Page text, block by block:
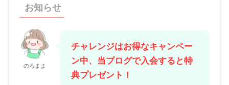
お知らせ
のろまま
チャレンジはお得なキャンペー
ン中、当ブログで入会すると特
典プレゼント！